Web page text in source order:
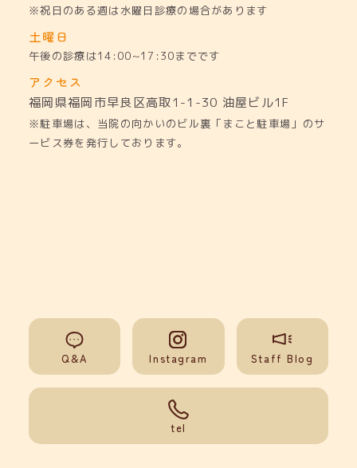
※祝日のある週は水曜日診療の場合があります
土曜日
午後の診療は14:00~17:30までです
アクセス
福岡県福岡市早良区高取1-1-30 油屋ビル1F
※駐車場は、当院の向かいのビル裏「まこと駐車場」のサ
ービス券を発行しております。
Q&A Instagram Staff Blog
tel